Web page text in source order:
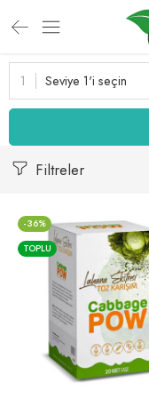
Seviye 1'i seçin
Filtreler
-36%
TOPLU